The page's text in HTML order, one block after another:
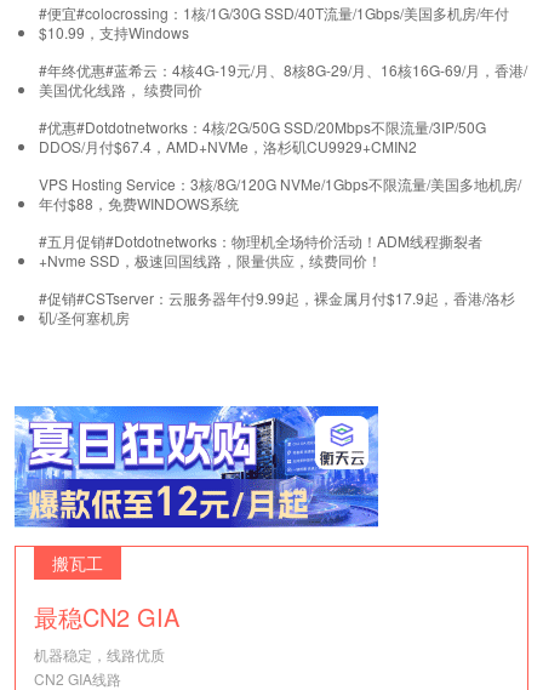
#便宜#colocrossing：1核/1G/30G SSD/40T流量/1Gbps/美国多机房/年付
$10.99，支持Windows
#年终优惠#蓝希云：4核4G-19元/月、8核8G-29/月、16核16G-69/月，香港/
美国优化线路， 续费同价
#优惠#Dotdotnetworks：4核/2G/50G SSD/20Mbps不限流量/3IP/50G
DDOS/月付$67.4，AMD+NVMe，洛杉矶CU9929+CMIN2
VPS Hosting Service：3核/8G/120G NVMe/1Gbps不限流量/美国多地机房/
年付$88，免费WINDOWS系统
#五月促销#Dotdotnetworks：物理机全场特价活动！ADM线程撕裂者
+Nvme SSD，极速回国线路，限量供应，续费同价！
#促销#CSTserver：云服务器年付9.99起，裸金属月付$17.9起，香港/洛杉
矶/圣何塞机房
搬瓦工
最稳CN2 GIA
机器稳定，线路优质
CN2 GIA线路